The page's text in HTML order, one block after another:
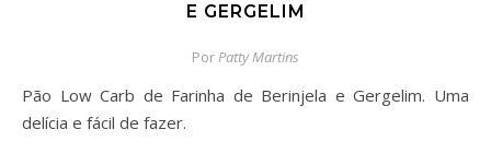
E GERGELIM
PorPatty Martins
Pão Low Carb de Farinha de Berinjela e Gergelim. Uma
delícia e fácil de fazer.